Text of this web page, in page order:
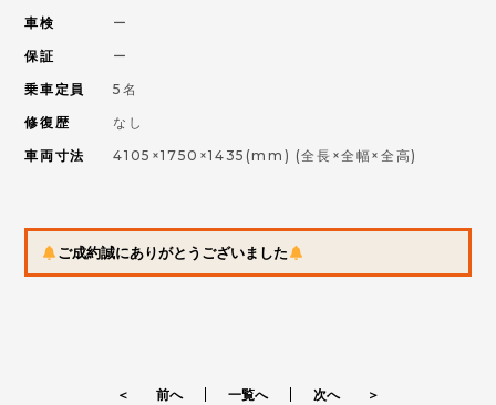
車検
保証
乗車定員
修復歴
車両寸法
ー
ー
5名
なし
4105×1750×1435(mm) (全長×全幅×全高)
ご成約誠にありがとうございました
＜ 前へ 一覧へ 次へ ＞